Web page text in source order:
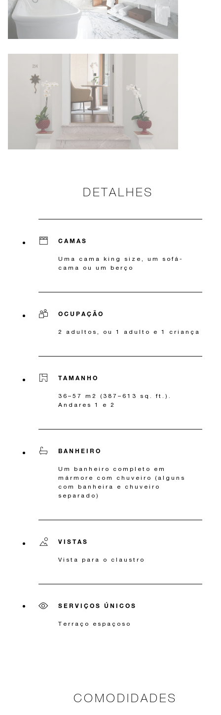
DETALHES
CAMAS
Uma cama king size, um sofá-
cama ou um berço
OCUPAÇÃO
2 adultos, ou 1 adulto e 1 criança
TAMANHO
36–57 m2 (387–613 sq. ft.).
Andares 1 e 2
BANHEIRO
Um banheiro completo em
mármore com chuveiro (alguns
com banheira e chuveiro
separado)
VISTAS
Vista para o claustro
SERVIÇOS ÚNICOS
Terraço espaçoso
COMODIDADES